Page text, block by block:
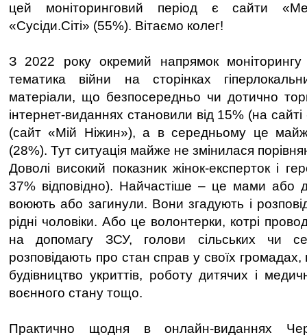
цей моніторинговий період є сайти
«Сусіди.Сіті» (55%). Вітаємо колег!
З 2022 року окремий напрямок моніторингу
тематика війни на сторінках
матеріали, що безпосередньо чи дотично
інтернет-виданнях становили від 15% (на
(сайт «Мій Ніжин»), а в середньому це
(28%). Тут ситуація майже не змінилася
Доволі високий показник жінок-експерток і
37% відповідно). Найчастіше – це мами або
воюють або загинули. Вони згадують і
рідні чоловіки. Або це волонтерки, котрі
на допомагу ЗСУ, голови сільських чи
розповідають про стан справ у своїх громадах,
будівництво укриттів, роботу дитячих і
воєнного стану тощо.
Практично щодня в онлайн-виданнях